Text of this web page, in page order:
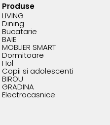
Produse
LIVING
Dining
Bucatarie
BAIE
MOBLIER SMART
Dormitoare
Hol
Copii si adolescenti
BIROU
GRADINA
Electrocasnice